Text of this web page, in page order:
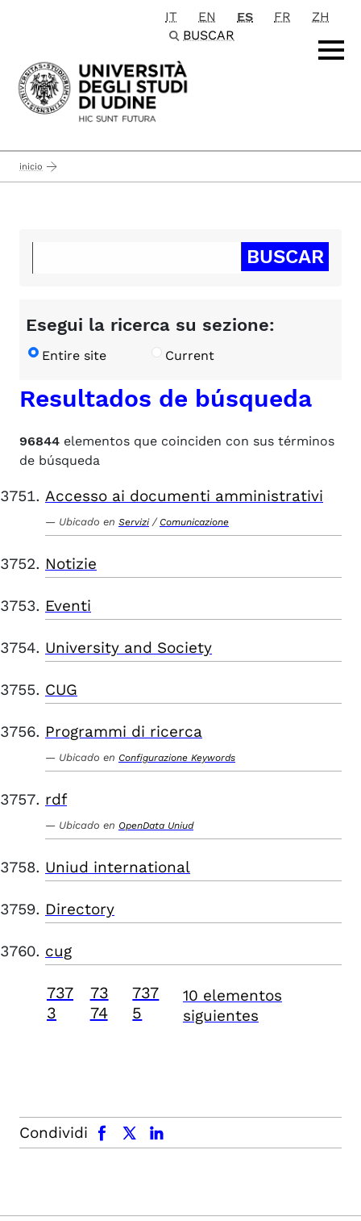
Passa al contenuto principale
IT EN ES FR
ZH
BUSCAR
inicio
Esegui la ricerca su sezione:
Entire site Current
Resultados de búsqueda
96844 elementos que coinciden con sus términos
de búsqueda
Accesso ai documenti amministrativi
Ubicado en Servizi / Comunicazione
Notizie
Eventi
University and Society
CUG
Programmi di ricerca
Ubicado en Configurazione Keywords
rdf
Ubicado en OpenData Uniud
Uniud international
Directory
cug
737
3
73
74
737
5
10 elementos
siguientes
Condividi
facebook x.com linkedin